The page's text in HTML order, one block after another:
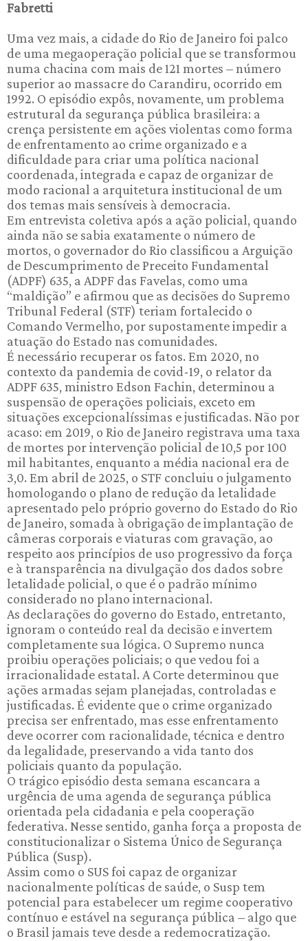
Fabretti
Uma vez mais, a cidade do Rio de Janeiro foi palco
de uma megaoperação policial que se transformou
numa chacina com mais de 121 mortes – número
superior ao massacre do Carandiru, ocorrido em
1992. O episódio expôs, novamente, um problema
estrutural da segurança pública brasileira: a
crença persistente em ações violentas como forma
de enfrentamento ao crime organizado e a
dificuldade para criar uma política nacional
coordenada, integrada e capaz de organizar de
modo racional a arquitetura institucional de um
dos temas mais sensíveis à democracia.
Em entrevista coletiva após a ação policial, quando
ainda não se sabia exatamente o número de
mortos, o governador do Rio classificou a Arguição
de Descumprimento de Preceito Fundamental
(ADPF) 635, a ADPF das Favelas, como uma
“maldição” e afirmou que as decisões do Supremo
Tribunal Federal (STF) teriam fortalecido o
Comando Vermelho, por supostamente impedir a
atuação do Estado nas comunidades.
É necessário recuperar os fatos. Em 2020, no
contexto da pandemia de covid-19, o relator da
ADPF 635, ministro Edson Fachin, determinou a
suspensão de operações policiais, exceto em
situações excepcionalíssimas e justificadas. Não por
acaso: em 2019, o Rio de Janeiro registrava uma taxa
de mortes por intervenção policial de 10,5 por 100
mil habitantes, enquanto a média nacional era de
3,0. Em abril de 2025, o STF concluiu o julgamento
homologando o plano de redução da letalidade
apresentado pelo próprio governo do Estado do Rio
de Janeiro, somada à obrigação de implantação de
câmeras corporais e viaturas com gravação, ao
respeito aos princípios de uso progressivo da força
e à transparência na divulgação dos dados sobre
letalidade policial, o que é o padrão mínimo
considerado no plano internacional.
As declarações do governo do Estado, entretanto,
ignoram o conteúdo real da decisão e invertem
completamente sua lógica. O Supremo nunca
proibiu operações policiais; o que vedou foi a
irracionalidade estatal. A Corte determinou que
ações armadas sejam planejadas, controladas e
justificadas. É evidente que o crime organizado
precisa ser enfrentado, mas esse enfrentamento
deve ocorrer com racionalidade, técnica e dentro
da legalidade, preservando a vida tanto dos
policiais quanto da população.
O trágico episódio desta semana escancara a
urgência de uma agenda de segurança pública
orientada pela cidadania e pela cooperação
federativa. Nesse sentido, ganha força a proposta de
constitucionalizar o Sistema Único de Segurança
Pública (Susp).
Assim como o SUS foi capaz de organizar
nacionalmente políticas de saúde, o Susp tem
potencial para estabelecer um regime cooperativo
contínuo e estável na segurança pública – algo que
o Brasil jamais teve desde a redemocratização.